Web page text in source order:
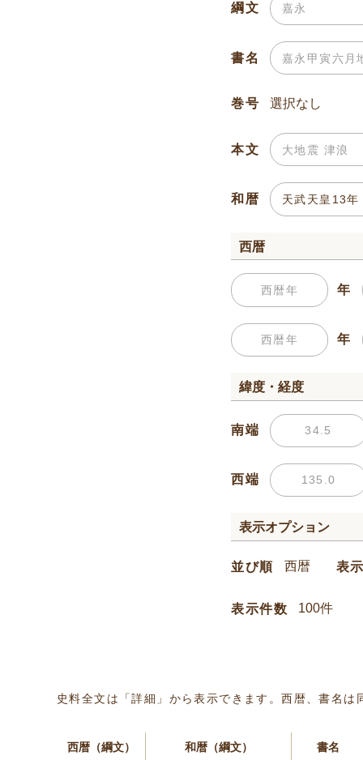
綱文
書名
巻号
本文
和暦
西暦
年
年
緯度・経度
南端
西端
表示オプション
並び順 表
表示件数
史料全文は「詳細」から表示できます。西暦、書名
西暦（綱文） 和暦（綱文） 書名